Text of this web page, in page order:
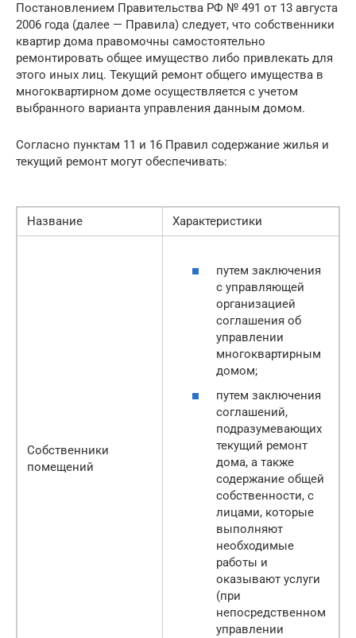
Постановлением Правительства РФ № 491 от 13 августа
2006 года (далее — Правила) следует, что собственники
квартир дома правомочны самостоятельно
ремонтировать общее имущество либо привлекать для
этого иных лиц. Текущий ремонт общего имущества в
многоквартирном доме осуществляется с учетом
выбранного варианта управления данным домом.
Согласно пунктам 11 и 16 Правил содержание жилья и
текущий ремонт могут обеспечивать:
Название Характеристики
Собственники
помещений
путем заключения
с управляющей
организацией
соглашения об
управлении
многоквартирным
домом;
путем заключения
соглашений,
подразумевающих
текущий ремонт
дома, а также
содержание общей
собственности, с
лицами, которые
выполняют
необходимые
работы и
оказывают услуги
(при
непосредственном
управлении